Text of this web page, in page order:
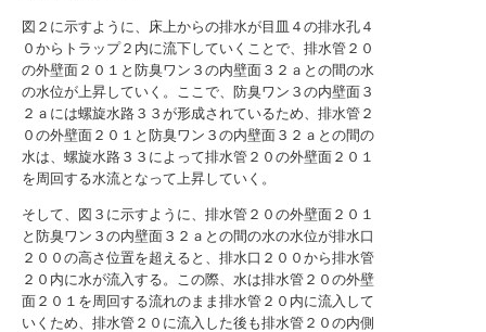
図２に示すように、床上からの排水が目皿４の排水孔４
０からトラップ２内に流下していくことで、排水管２０
の外壁面２０１と防臭ワン３の内壁面３２ａとの間の水
の水位が上昇していく。ここで、防臭ワン３の内壁面３
２ａには螺旋水路３３が形成されているため、排水管２
０の外壁面２０１と防臭ワン３の内壁面３２ａとの間の
水は、螺旋水路３３によって排水管２０の外壁面２０１
を周回する水流となって上昇していく。
そして、図３に示すように、排水管２０の外壁面２０１
と防臭ワン３の内壁面３２ａとの間の水の水位が排水口
２００の高さ位置を超えると、排水口２００から排水管
２０内に水が流入する。この際、水は排水管２０の外壁
面２０１を周回する流れのまま排水管２０内に流入して
いくため、排水管２０に流入した後も排水管２０の内側